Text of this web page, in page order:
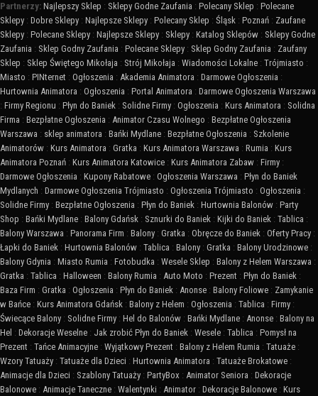
Partnerzy: Najlepszy Sklep : Sklepy Godne Zaufania : Polecany Sklep : Polecane
Sklepy : Dobre Sklepy : Najlepsze Sklepy : Polecany Sklep : Śląsk : Poznań : Zaufane
Sklepy : Polecane Sklepy : Najlepsze Sklepy : Sklepy : Katalog Sklepów : Sklepy Godne
Zaufania : Sklep Godny Zaufania : Polecane Sklepy : Sklep Godny Zaufania : Zaufany
Sklep : Sklep Świętego Mikołaja : Strój Mikołaja : Wiadomości Lokalne : Trójmiasto :
Miasto : PINternet : Ogłoszenia : Akademia Animatora : Darmowe Ogłoszenia :
Hurtownia Animatora : Ogłoszenia : Portal Animatora : Darmowe Ogłoszenia Warszawa
: Firmy Regionu : Płyn do Baniek : Solidne Firmy : Ogłoszenia : Kurs Animatora : Solidna
Firma : Bezpłatne Ogłoszenia : Animator Czasu Wolnego : Bezpłatne Ogłoszenia
Warszawa : sklep animatora : Bańki Mydlane : Bezpłatne Ogłoszenia : Szkolenie
Animatorów : Kurs Animatora : Gratka : Kurs Animatora Warszawa : Rumia : Kurs
Animatora Poznań : Kurs Animatora Katowice : Kurs Animatora Zabaw : Firmy :
Darmowe Ogłoszenia : Kupony Rabatowe : Ogłoszenia Warszawa : Płyn do Baniek
Mydlanych : Darmowe Ogłoszenia Trójmiasto : Ogłoszenia Trójmiasto : Ogłoszenia :
Solidne Firmy : Bezpłatne Ogłoszenia : Płyn do Baniek : Hurtownia Balonów : Party
Shop : Bańki Mydlane : Balony Gdańsk : Sznurki do Baniek : Kijki do Baniek : Tablica :
Balony Warszawa : Panorama Firm : Balony : Gratka : Obręcze do Baniek : Oferty Pracy :
Łapki do Baniek : Hurtownia Balonów : Tablica : Balony : Gratka : Balony Urodzinowe :
Balony Gdynia : Miasto Rumia : Fotobudka : Wesele Sklep : Balony z Helem Warszawa :
Gratka : Tablica : Halloween : Balony Rumia : Auto Moto : Prezent : Płyn do Baniek :
Baza Firm : Gratka : Ogłoszenia : Płyn do Baniek : Anonse : Balony Foliowe : Zamykanie
w Bańce : Kurs Animatora Gdańsk : Balony z Helem : Ogłoszenia : Tablica : Firmy :
Świecące Balony : Solidne Firmy : Hel do Balonów : Bańki Mydlane : Anonse : Balony na
Hel : Dekoracje Weselne : Jak zrobić Płyn do Baniek : Wesele : Tablica : Pomysł na
Prezent : Tańce Animacyjne : Wyjątkowy Prezent : Balony z Helem Rumia : Tatuaże :
Wzory Tatuaży : Tatuaże dla Dzieci : Hurtownia Animatora : Tatuaże Brokatowe :
Animacje dla Dzieci : Szablony Tatuaży : PartyBox : Animator Seniora : Dekoracje
Balonowe : Animacje Taneczne : Walentynki : Animator : Dekoracje Balonowe : Kurs